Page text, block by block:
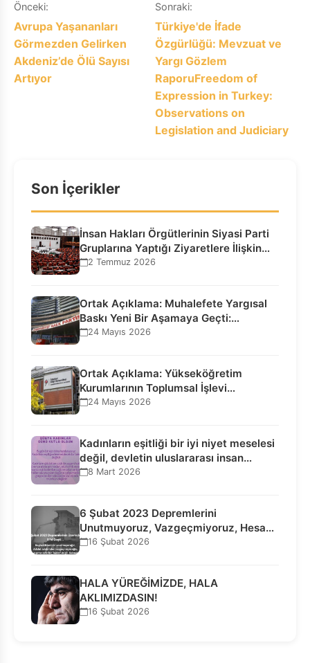
Yazı
gezinmesi
Önceki:
Avrupa Yaşananları
Görmezden Gelirken
Akdeniz’de Ölü Sayısı
Artıyor
Sonraki:
Türkiye'de İfade
Özgürlüğü: Mevzuat ve
Yargı Gözlem
RaporuFreedom of
Expression in Turkey:
Observations on
Legislation and Judiciary
Son İçerikler
İnsan Hakları Örgütlerinin Siyasi Parti
Gruplarına Yaptığı Ziyaretlere İlişkin
Bilgilendirme…
2 Temmuz 2026
Ortak Açıklama: Muhalefete Yargısal
Baskı Yeni Bir Aşamaya Geçti:
Seçilmiş…
24 Mayıs 2026
Ortak Açıklama: Yükseköğretim
Kurumlarının Toplumsal İşlevi
Kurucularının Ticari Akıbetine
24 Mayıs 2026
Kadınların eşitliği bir iyi niyet meselesi
değil, devletin uluslararası insan…
8 Mart 2026
6 Şubat 2023 Depremlerini
Unutmuyoruz, Vazgeçmiyoruz, Hesap
Sorulmasını İstiyoruz!
16 Şubat 2026
HALA YÜREĞİMİZDE, HALA
AKLIMIZDASIN!
16 Şubat 2026